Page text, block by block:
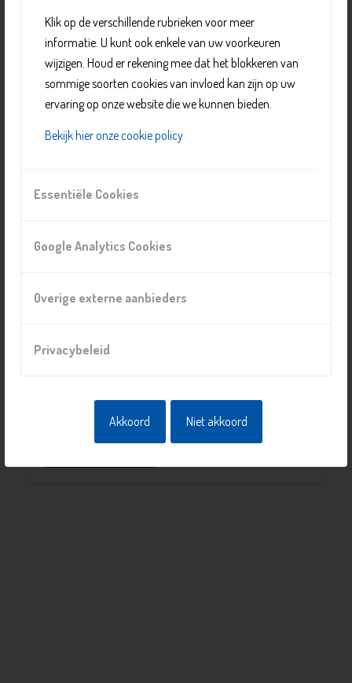
Klik op de verschillende rubrieken voor meer
informatie. U kunt ook enkele van uw voorkeuren
wijzigen. Houd er rekening mee dat het blokkeren van
sommige soorten cookies van invloed kan zijn op uw
ervaring op onze website die we kunnen bieden.
Bekijk hier onze cookie policy
Essentiële Cookies
Google Analytics Cookies
Overige externe aanbieders
Privacybeleid
Akkoord Niet akkoord
WIJcafé
E-mail:info@015Duurzaam.nl
Locatie
Papsouwselaan 222, 2624 EG, Delft
Eigen bijdrage
Iedere zaterdag van 10:00-12:00 is er een spreekuur
voor VvE’s.
Aanmelden kan via de link
https://www.015duurzaam.info/agenda